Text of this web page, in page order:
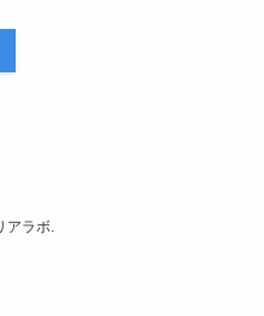
アラボ.